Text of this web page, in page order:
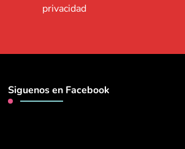
privacidad
Siguenos en Facebook